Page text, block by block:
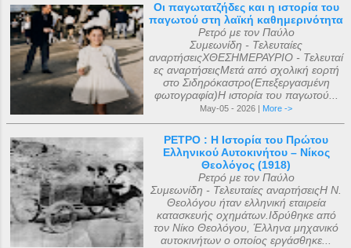
Οι παγωτατζήδες και η ιστορία του
παγωτού στη λαϊκή καθημερινότητα
Ρετρό με τον Παύλο
Συμεωνίδη - Τελευταίες
αναρτήσειςΧΘΕΣΗΜΕΡΑΥΡΙΟ - Τελευταί
ες αναρτήσειςΜετά από σχολική εορτή
στο Σιδηρόκαστρο(Επεξεργασμένη
φωτογραφία)Η ιστορία του παγωτού...
May-05 - 2026 | More ->
ΡΕΤΡΟ : Η Ιστορία του Πρώτου
Ελληνικού Αυτοκινήτου – Νίκος
Θεολόγος (1918)
Ρετρό με τον Παύλο
Συμεωνίδη - Τελευταίες αναρτήσειςΗ Ν.
Θεολόγου ήταν ελληνική εταιρεία
κατασκευής οχημάτων.Ιδρύθηκε από
τον Νίκο Θεολόγου, Έλληνα μηχανικό
αυτοκινήτων ο οποίος εργάσθηκε...